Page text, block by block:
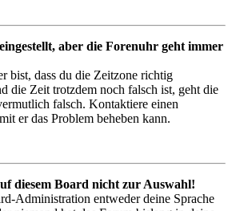
aber die Forenuhr geht immer
bist, dass du die Zeitzone richtig
die Zeit trotzdem noch falsch ist, geht die
falsch. Kontaktiere einen
er das Problem beheben kann.
diesem Board nicht zur Auswahl!
Administration entweder deine Sprache